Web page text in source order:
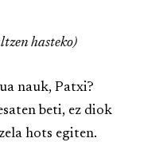
hasteko)
nauk, Patxi?
beti, ez diok
hots egiten.